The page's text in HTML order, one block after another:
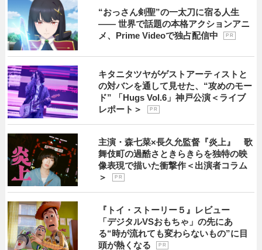
“おっさん剣聖”の一太刀に宿る人生
―― 世界で話題の本格アクションアニ
メ、Prime Videoで独占配信中
P R
キタニタツヤがゲストアーティストと
の対バンを通して見せた、“攻めのモー
ド” 「Hugs Vol.6」神戸公演＜ライブ
レポート＞
P R
主演・森七菜×長久允監督『炎上』 歌
舞伎町の過酷さときらきらを独特の映
像表現で描いた衝撃作＜出演者コラム
＞
P R
『トイ・ストーリー５』レビュー
「デジタルVSおもちゃ」の先にあ
る“時が流れても変わらないもの”に目
頭が熱くなる
P R